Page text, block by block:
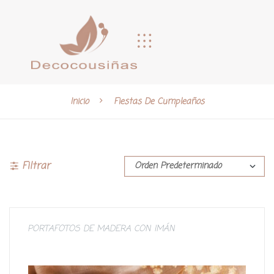
Inicio Fiestas De Cumpleaños
Filtrar
PORTAFOTOS DE MADERA CON IMÁN